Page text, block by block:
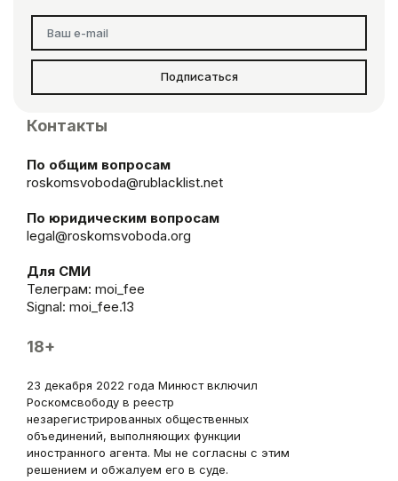
Подписаться
Контакты
По общим вопросам
roskomsvoboda@rublacklist.net
По юридическим вопросам
legal@roskomsvoboda.org
Для СМИ
Телеграм: moi_fee
Signal: moi_fee.13
18+
23 декабря 2022 года Минюст включил
Роскомсвободу в реестр
незарегистрированных общественных
объединений, выполняющих функции
иностранного агента. Мы не согласны с этим
решением и обжалуем его в суде.